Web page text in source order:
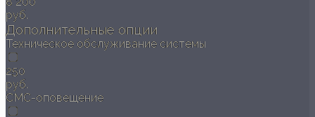
руб.
Дополнительные опции
Техническое обслуживание системы
250
руб.
СМС-оповещение